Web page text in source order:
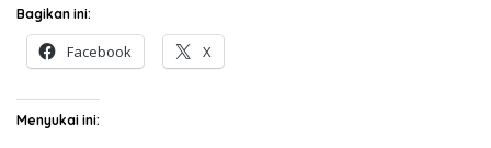
Bagikan ini:
Facebook X
Menyukai ini: